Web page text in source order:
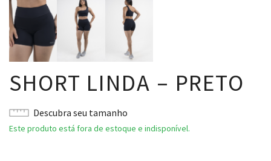
SHORT LINDA – PRETO
Descubra seu tamanho
Este produto está fora de estoque e indisponível.